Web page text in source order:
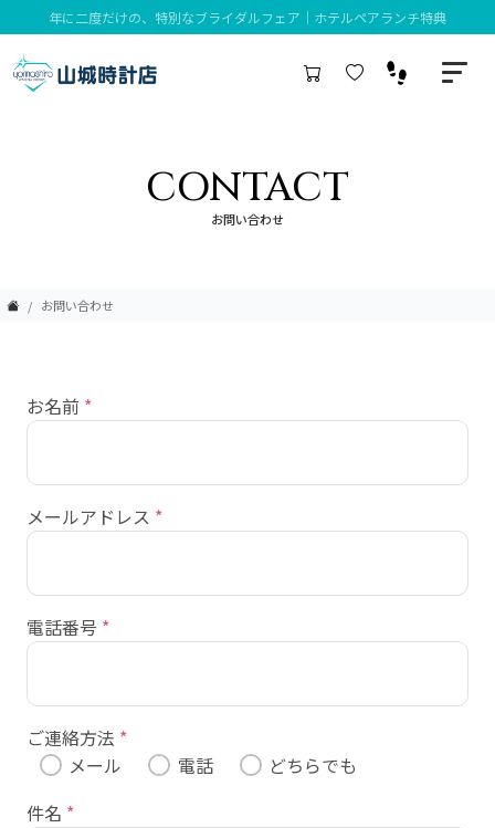
年に二度だけの、特別なブライダルフェア｜ホテルペアランチ特典
CONTACT
お問い合わせ
お問い合わせ
お名前 *
メールアドレス *
電話番号 *
ご連絡方法 *
メール
電話
どちらでも
件名 *